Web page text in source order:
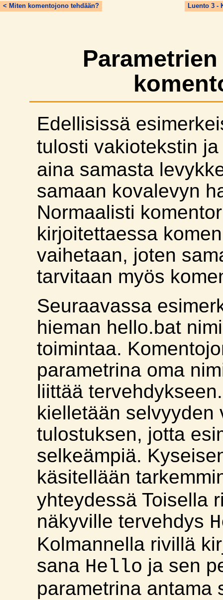
< Miten komentojono tehdään? Luento 3 -
Edellisissä
tulosti vakiotekstin
aina samasta
samaan kovalevyn
Normaalisti
kirjoitettaessa
vaihetaan, joten
tarvitaan myös
Seuraavassa
hieman hello.bat
toimintaa.
parametrina oma
liittää
kielletään selvyyden
tulostuksen, jotta
selkeämpiä.
käsitellään
yhteydessä Toisella
näkyville tervehdys
Kolmannella rivillä
sana Hello ja sen
parametrina antama